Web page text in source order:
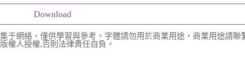
Download
于網絡，僅供學習與參考。字體請勿用於商業用途，商業用途請聯
權人授權,否則法律責任自負。